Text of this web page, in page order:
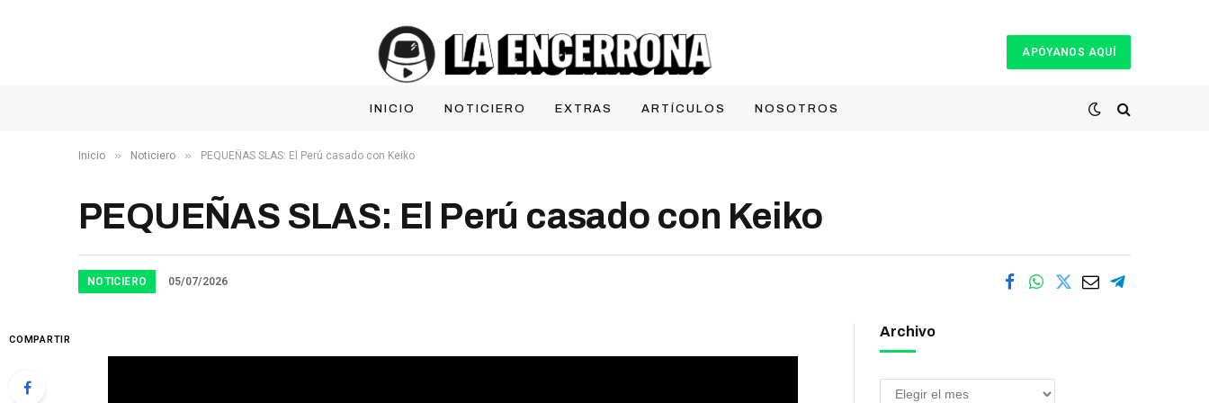
APÓYANOS AQUÍ
INICIO NOTICIERO EXTRAS ARTÍCULOS NOSOTROS
Inicio » Noticiero » PEQUEÑAS SLAS: El Perú casado con Keiko
PEQUEÑAS SLAS: El Perú casado con Keiko
NOTICIERO 05/07/2026
COMPARTIR
Archivo